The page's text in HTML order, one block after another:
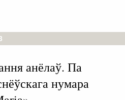
анёлаў. Па
нумара